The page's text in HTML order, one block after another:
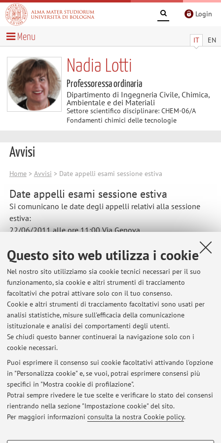
Questo sito web utilizza i cookie
Nel nostro sito utilizziamo sia cookie tecnici necessari per il suo
funzionamento, sia cookie e altri strumenti di tracciamento
facoltativi che potrai attivare solo con il tuo consenso.
Cookie e altri strumenti di tracciamento facoltativi sono usati per
analisi statistiche, misure sull'efficacia della comunicazione
istituzionale e analisi dei comportamenti degli utenti.
Se chiudi questo banner continuerai la navigazione solo con i
cookie necessari.
Puoi esprimere il consenso sui cookie facoltativi attivando l'opzione
in "Personalizza cookie" e, se vuoi, potrai esprimere consensi più
specifici in "Mostra cookie di profilazione".
Potrai sempre rivedere le tue scelte e verificare lo stato dei consensi
rientrando nella sezione "Impostazione cookie" del sito.
Per maggiori informazioni consulta la nostra Cookie policy.
Login
IT EN
Menu
Nadia Lotti
Professoressa ordinaria
Dipartimento di Ingegneria Civile, Chimica,
Ambientale e dei Materiali
Settore scientifico disciplinare: CHEM-06/A
Fondamenti chimici delle tecnologie
Avvisi
Home> Avvisi > Date appelli esami sessione estiva
Date appelli esami sessione estiva
Si comunicano le date degli appelli relativi alla sessione
estiva:
22/06/2011 alle ore 11:00 Via Genova.
Pubblicato il: 18 maggio 2011
Ultimi avvisi
Appelli d'esame Sessione autunnale
Pubblicato il: 21 luglio 2011
Ricevimento studenti
Pubblicato il: 18 maggio 2011
Date appelli esami sessione estiva
Pubblicato il: 18 maggio 2011